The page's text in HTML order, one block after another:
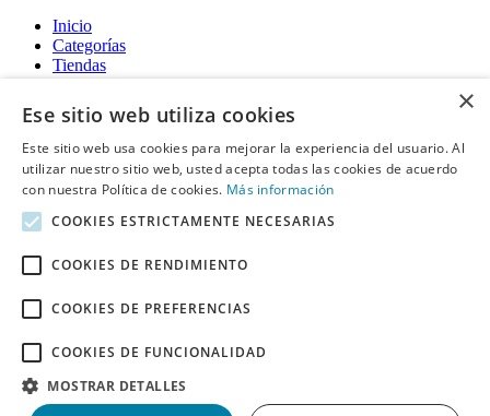
Inicio
Categorías
Tiendas
Gratis
Acerca de
Sobre nosotros
Contacto
Información legal
Declaración de cookies
Descargo de Responsabilidad
Derechos de autor ©Chollo2026. Todos los derechos quedan
×
Ese sitio web utiliza cookies
Este sitio web usa cookies para mejorar la experiencia del usuario. Al
utilizar nuestro sitio web, usted acepta todas las cookies de acuerdo
con nuestra Política de cookies. Más información
COOKIES ESTRICTAMENTE NECESARIAS
COOKIES DE RENDIMIENTO
COOKIES DE PREFERENCIAS
COOKIES DE FUNCIONALIDAD
MOSTRAR DETALLES